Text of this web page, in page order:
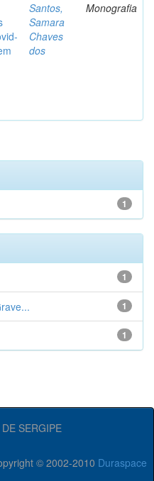
Santos,
Samara
Chaves
dos
Monografia
1
1
1
1
SERGIPE
© 2002-2010 Duraspace